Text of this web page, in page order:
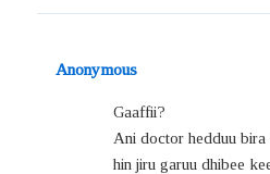
Anonymous
Gaaffii?
Ani doctor hedduu bira
hin jiru garuu dhibee